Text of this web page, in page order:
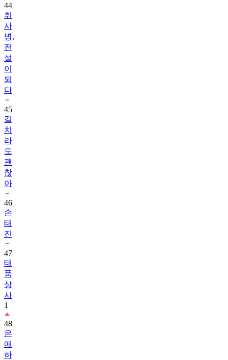
44
취
사
병,
전
설
이
되
다
45
길
치
라
도
괜
찮
아
46
손
태
진
47
태
풍
상
사
1
48
은
애
하